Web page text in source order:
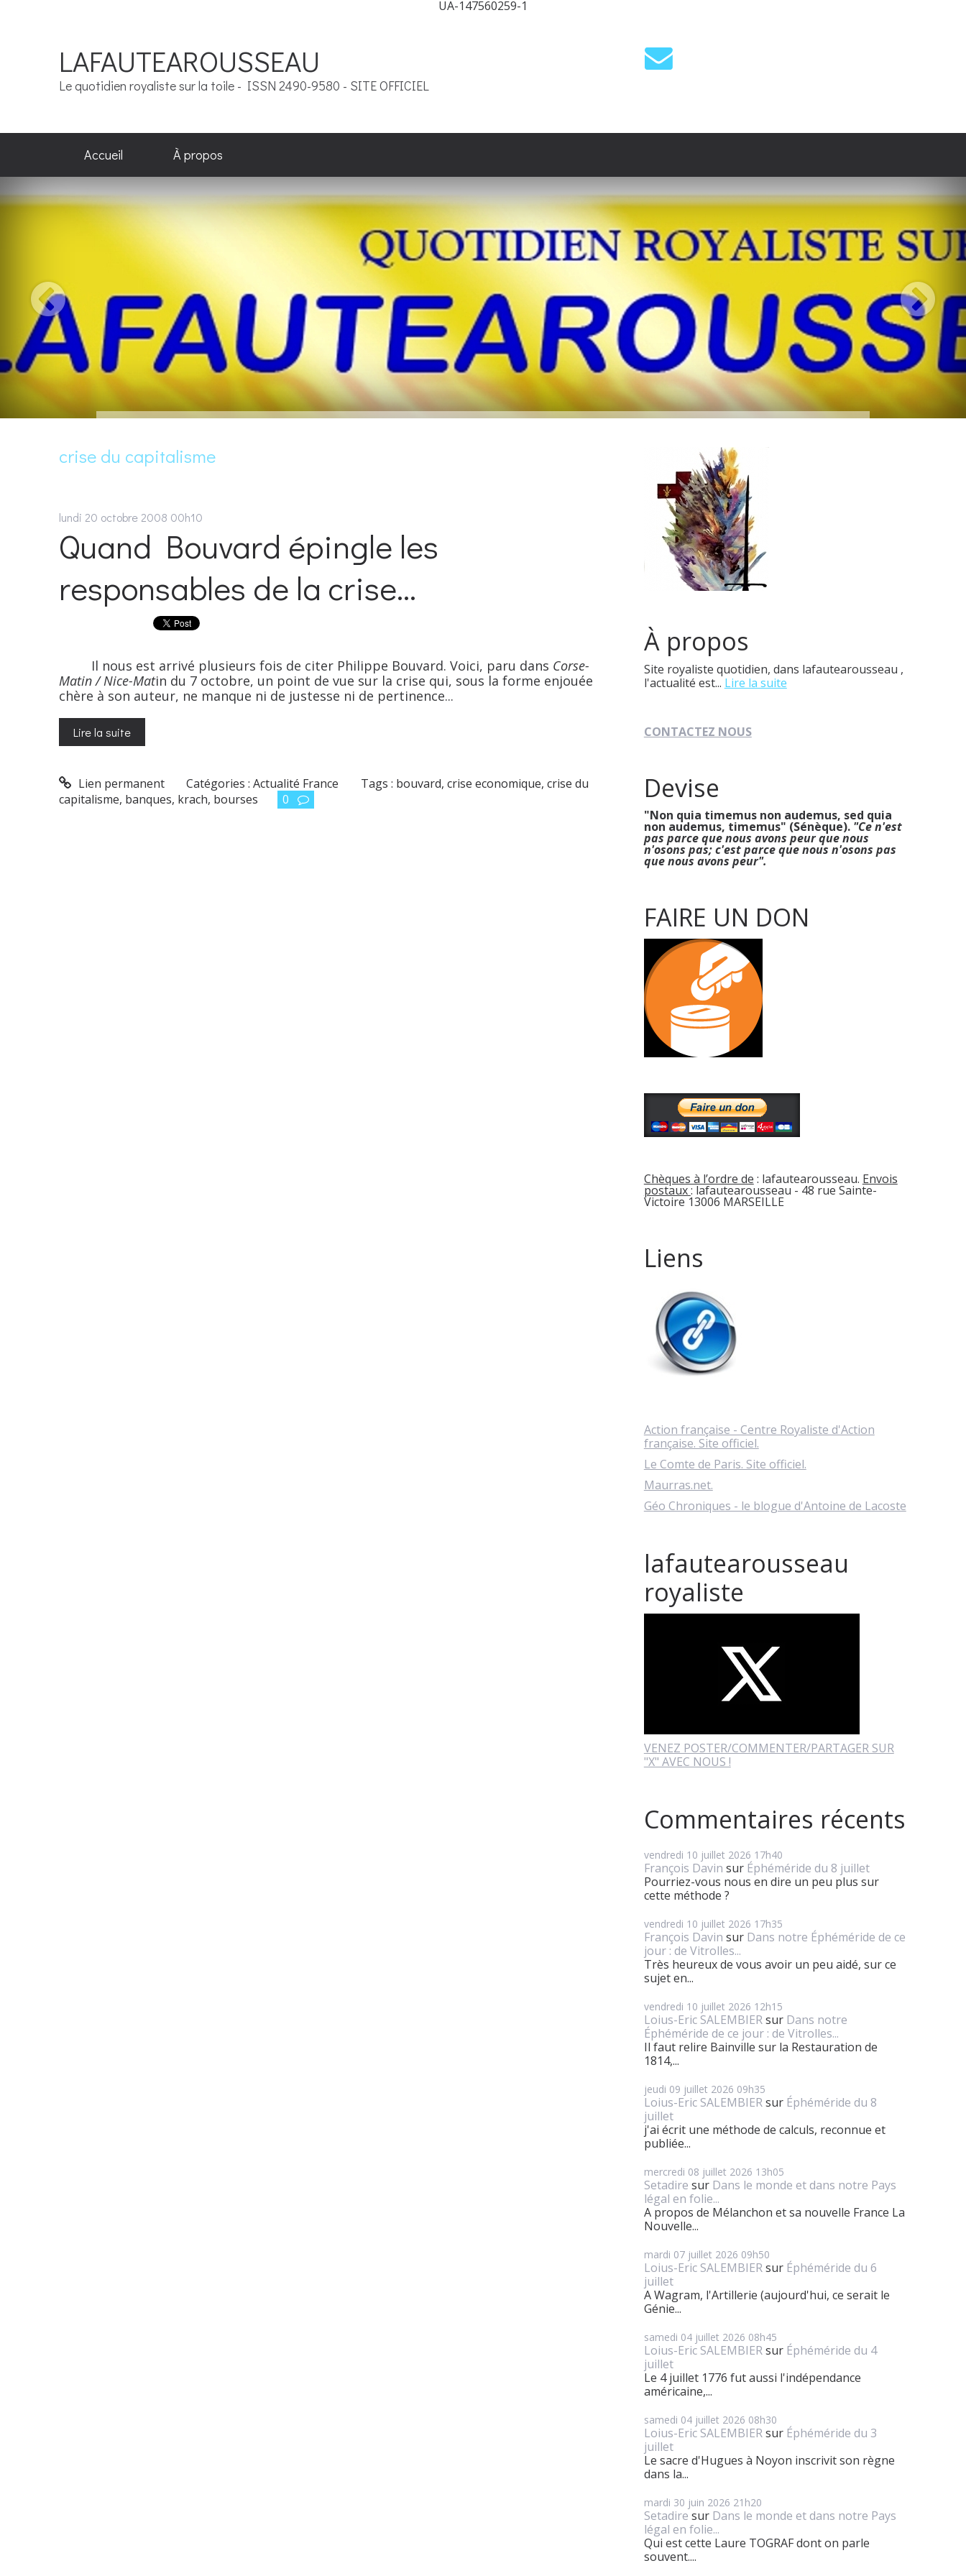
UA-147560259-1
LAFAUTEAROUSSEAU
Le quotidien royaliste sur la toile - ISSN 2490-9580 - SITE OFFICIEL
Accueil À propos
crise du capitalisme
lundi 20 octobre 2008 00h10
Quand Bouvard épingle les
responsables de la crise...
Il nous est arrivé plusieurs fois de citer Philippe Bouvard. Voici, paru dans Corse-
Matin / Nice-Matin du 7 octobre, un point de vue sur la crise qui, sous la forme enjouée
chère à son auteur, ne manque ni de justesse ni de pertinence...
Lire la suite
Lien permanent Catégories :Actualité France Tags : bouvard,crise economique,crise du
capitalisme, banques, krach, bourses 0
À propos
Site royaliste quotidien, dans lafautearousseau ,
l'actualité est... Lire la suite
CONTACTEZ NOUS
Devise
"Non quia timemus non audemus, sed quia
non audemus, timemus" (Sénèque). "Ce n'est
pas parce que nous avons peur que nous
n'osons pas; c'est parce que nous n'osons pas
que nous avons peur".
FAIRE UN DON
Chèques à l’ordre de : lafautearousseau. Envois
postaux: lafautearousseau - 48 rue Sainte-
Victoire 13006 MARSEILLE
Liens
Action française - Centre Royaliste d'Action
française. Site officiel.
Le Comte de Paris. Site officiel.
Maurras.net.
Géo Chroniques - le blogue d'Antoine de Lacoste
lafautearousseau
royaliste
VENEZ POSTER/COMMENTER/PARTAGER SUR
"X" AVEC NOUS !
Commentaires récents
vendredi 10 juillet 2026 17h40
François Davin sur Éphéméride du 8 juillet
Pourriez-vous nous en dire un peu plus sur
cette méthode ?
vendredi 10 juillet 2026 17h35
François Davin sur Dans notre Éphéméride de ce
jour : de Vitrolles...
Très heureux de vous avoir un peu aidé, sur ce
sujet en...
vendredi 10 juillet 2026 12h15
Loius-Eric SALEMBIERsur Dans notre
Éphéméride de ce jour : de Vitrolles...
Il faut relire Bainville sur la Restauration de
1814,...
jeudi 09 juillet 2026 09h35
Loius-Eric SALEMBIERsur Éphéméride du 8
juillet
j'ai écrit une méthode de calculs, reconnue et
publiée...
mercredi 08 juillet 2026 13h05
Setadire sur Dans le monde et dans notre Pays
légal en folie...
A propos de Mélanchon et sa nouvelle France La
Nouvelle...
mardi 07 juillet 2026 09h50
Loius-Eric SALEMBIERsur Éphéméride du 6
juillet
A Wagram, l'Artillerie (aujourd'hui, ce serait le
Génie...
samedi 04 juillet 2026 08h45
Loius-Eric SALEMBIERsur Éphéméride du 4
juillet
Le 4 juillet 1776 fut aussi l'indépendance
américaine,...
samedi 04 juillet 2026 08h30
Loius-Eric SALEMBIERsur Éphéméride du 3
juillet
Le sacre d'Hugues à Noyon inscrivit son règne
dans la...
mardi 30 juin 2026 21h20
Setadire sur Dans le monde et dans notre Pays
légal en folie...
Qui est cette Laure TOGRAF dont on parle
souvent....